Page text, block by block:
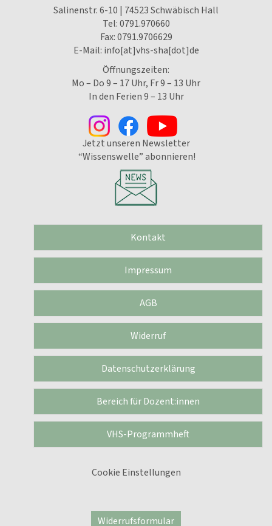
Salinenstr. 6-10 | 74523 Schwäbisch Hall
Tel:0791.970660
Fax: 0791.9706629
E-Mail: info[at]vhs-sha[dot]de
Öffnungszeiten:
Mo – Do 9 – 17 Uhr, Fr 9 – 13 Uhr
In den Ferien 9 – 13 Uhr
Jetzt unseren Newsletter
“Wissenswelle” abonnieren!
Kontakt
Impressum
AGB
Widerruf
Datenschutzerklärung
Bereich für Dozent:innen
VHS-Programmheft
Cookie Einstellungen
Widerrufsformular